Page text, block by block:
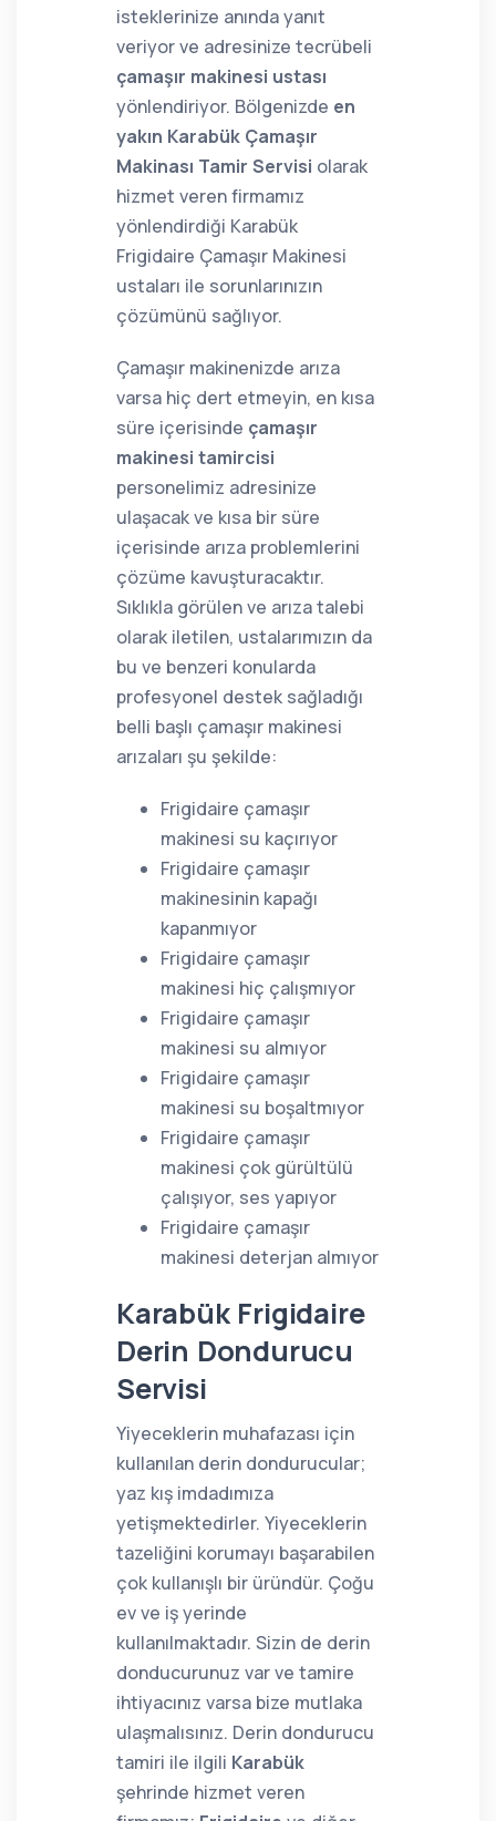
isteklerinize anında yanıt
veriyor ve adresinize tecrübeli
çamaşır makinesi ustası
yönlendiriyor. Bölgenizde en
yakın Karabük Çamaşır
Makinası Tamir Servisi olarak
hizmet veren firmamız
yönlendirdiği Karabük
Frigidaire Çamaşır Makinesi
ustaları ile sorunlarınızın
çözümünü sağlıyor.
Çamaşır makinenizde arıza
varsa hiç dert etmeyin, en kısa
süre içerisinde çamaşır
makinesi tamircisi
personelimiz adresinize
ulaşacak ve kısa bir süre
içerisinde arıza problemlerini
çözüme kavuşturacaktır.
Sıklıkla görülen ve arıza talebi
olarak iletilen, ustalarımızın da
bu ve benzeri konularda
profesyonel destek sağladığı
belli başlı çamaşır makinesi
arızaları şu şekilde:
Frigidaire çamaşır
makinesi su kaçırıyor
Frigidaire çamaşır
makinesinin kapağı
kapanmıyor
Frigidaire çamaşır
makinesi hiç çalışmıyor
Frigidaire çamaşır
makinesi su almıyor
Frigidaire çamaşır
makinesi su boşaltmıyor
Frigidaire çamaşır
makinesi çok gürültülü
çalışıyor, ses yapıyor
Frigidaire çamaşır
makinesi deterjan almıyor
Karabük Frigidaire
Derin Dondurucu
Servisi
Yiyeceklerin muhafazası için
kullanılan derin dondurucular;
yaz kış imdadımıza
yetişmektedirler. Yiyeceklerin
tazeliğini korumayı başarabilen
çok kullanışlı bir üründür. Çoğu
ev ve iş yerinde
kullanılmaktadır. Sizin de derin
donducurunuz var ve tamire
ihtiyacınız varsa bize mutlaka
ulaşmalısınız. Derin dondurucu
tamiri ile ilgili Karabük
şehrinde hizmet veren